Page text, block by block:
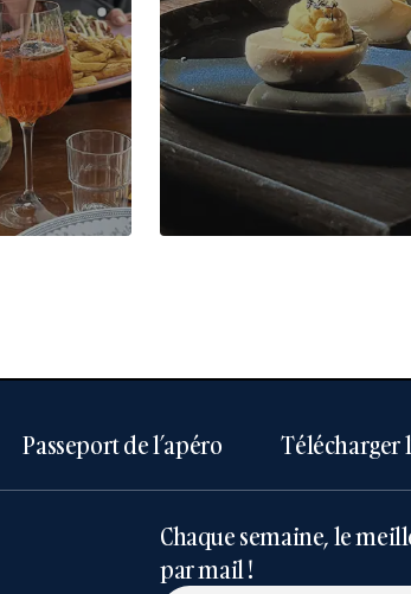
Passeport de l’apéro Télécharger
Chaque semaine, le
par mail !